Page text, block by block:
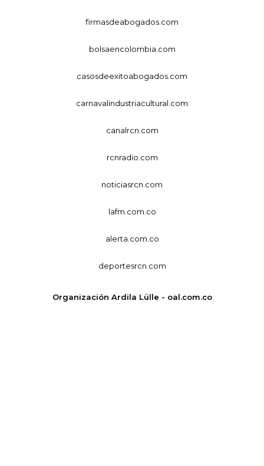
firmasdeabogados.com
bolsaencolombia.com
casosdeexitoabogados.com
carnavalindustriacultural.com
canalrcn.com
rcnradio.com
noticiasrcn.com
lafm.com.co
alerta.com.co
deportesrcn.com
Organización Ardila Lülle - oal.com.co